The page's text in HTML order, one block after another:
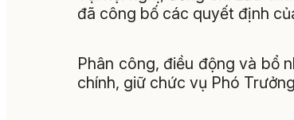
đã công bố các quyết định
Phân công, điều động và bổ
chính, giữ chức vụ Phó